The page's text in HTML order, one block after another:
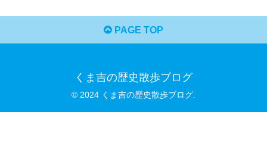
PAGE TOP
くま吉の歴史散歩ブログ
© 2024 くま吉の歴史散歩ブログ.